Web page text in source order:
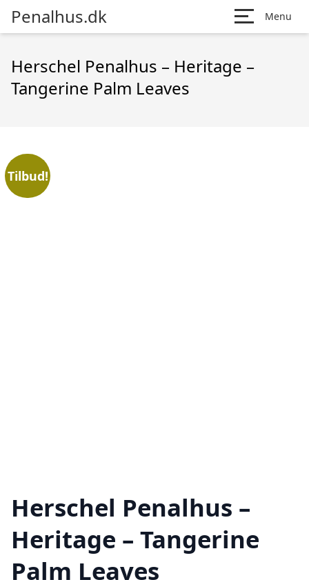
Penalhus.dk Menu
Herschel Penalhus – Heritage –
Tangerine Palm Leaves
Tilbud!
Herschel Penalhus –
Heritage – Tangerine
Palm Leaves